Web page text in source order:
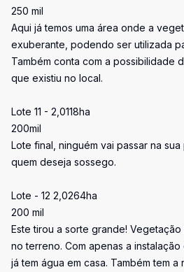
250 mil
Aqui já temos uma área onde a
exuberante, podendo ser utilizada
Também conta com a possibilidade
que existiu no local.
Lote 11 - 2,0118ha
200mil
Lote final, ninguém vai passar na
quem deseja sossego.
Lote - 12 2,0264ha
200 mil
Este tirou a sorte grande! Vegetação
no terreno. Com apenas a
já tem água em casa. Também tem